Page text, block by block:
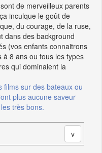
de merveilleux parents
inculque le goût de
du courage, de la ruse,
dans des background
(vos enfants connaitrons
à 8 ans ou tous les types
qui dominaient la
films sur des bateaux ou
plus aucune saveur
très bons.